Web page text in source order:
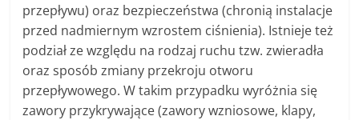
przepływu) oraz bezpieczeństwa (chronią instalacje
przed nadmiernym wzrostem ciśnienia). Istnieje też
podział ze względu na rodzaj ruchu tzw. zwieradła
oraz sposób zmiany przekroju otworu
przepływowego. W takim przypadku wyróżnia się
zawory przykrywające (zawory wzniosowe, klapy,